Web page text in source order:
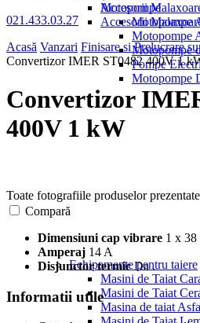
Motopompe
Motopompe
Motopompe
Motopompe
Pompe
Motopompe
Accesorii
Accesorii
Echipamente pentru taiere
Masini de Taiat
Masini de Taiat
Masina de taiat
021.433.03.27
Acasă Vanzari Finisare si Prelucrare
Convertizor IMER ST0482 400V 1
Convertizor
400V 1 kW
Toate fotografiile produselor
Compară
Dimensiuni cap vibrare 1 x 38
Amperaj 14 A
Disjunctor termic Da .
Informatii utile